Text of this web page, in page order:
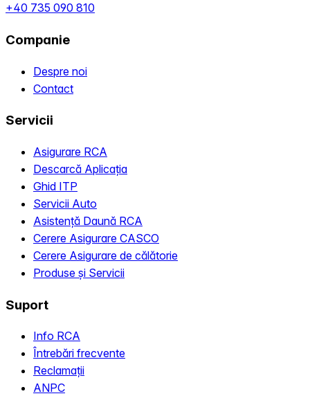
+40 735 090 810
Companie
Despre noi
Contact
Servicii
Asigurare RCA
Descarcă Aplicația
Ghid ITP
Servicii Auto
Asistență Daună RCA
Cerere Asigurare CASCO
Cerere Asigurare de călătorie
Produse și Servicii
Suport
Info RCA
Întrebări frecvente
Reclamații
ANPC